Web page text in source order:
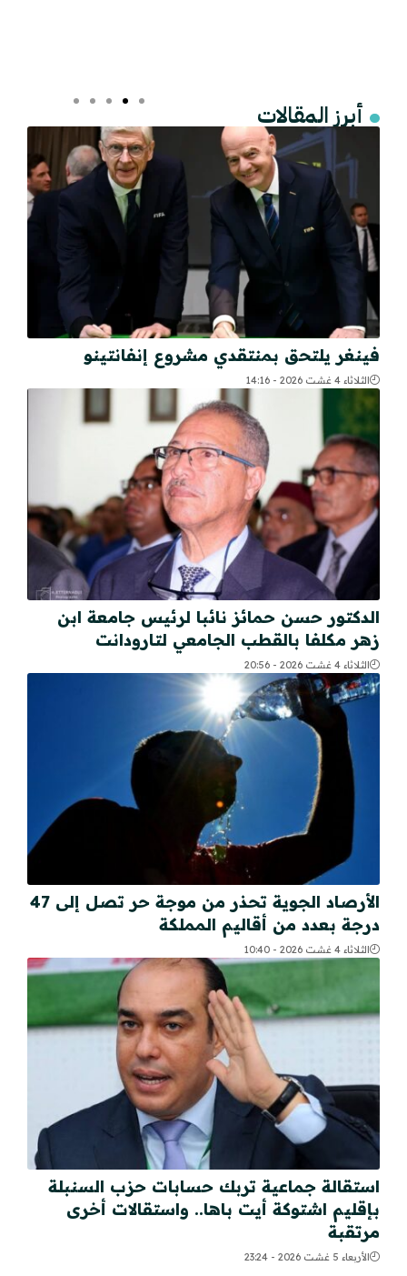
أبرز المقالات
فينغر يلتحق بمنتقدي مشروع إنفانتينو
الثلاثاء 4 غشت 2026 - 14:16
الدكتور حسن حمائز نائبا لرئيس جامعة ابن
زهر مكلفا بالقطب الجامعي لتارودانت
الثلاثاء 4 غشت 2026 - 20:56
الأرصاد الجوية تحذر من موجة حر تصل إلى 47
درجة بعدد من أقاليم المملكة
الثلاثاء 4 غشت 2026 - 10:40
استقالة جماعية تربك حسابات حزب السنبلة
بإقليم اشتوكة أيت باها.. واستقالات أخرى
مرتقبة
الأربعاء 5 غشت 2026 - 23:24